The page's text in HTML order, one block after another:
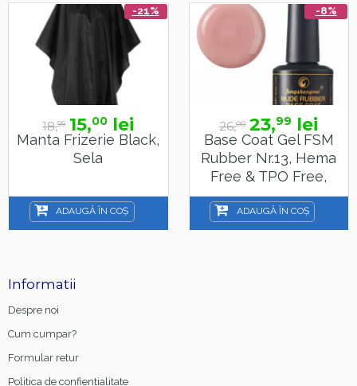
-21%
18,99 15,00 lei
Manta Frizerie Black,
Sela
ADAUGĂ ÎN COȘ
-8%
26,00 23,99 lei
Base Coat Gel FSM
Rubber Nr.13, Hema
Free & TPO Free,
15ml
ADAUGĂ ÎN COȘ
Informatii
Despre noi
Cum cumpar?
Formular retur
Politica de confientialitate